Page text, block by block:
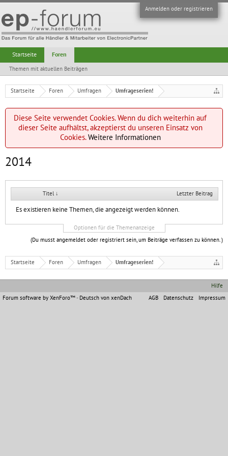
Anmelden oder registrieren
Startseite Foren Umfragen Umfrageserien!
Diese Seite verwendet Cookies. Wenn du dich weiterhin auf
dieser Seite aufhältst, akzeptierst du unseren Einsatz von
Cookies.Weitere Informationen
2014
Titel ↓ Letzter Beitrag
Es existieren keine Themen, die angezeigt werden können.
Optionen für die Themenanzeige
(Du musst angemeldet oder registriert sein, um Beiträge verfassen zu können. )
Startseite Foren Umfragen Umfrageserien!
Startseite Foren
Themen mit aktuellen Beiträgen
Hilfe
AGB
Datenschutz Impressum
Forum software by XenForo™- Deutsch von xenDach